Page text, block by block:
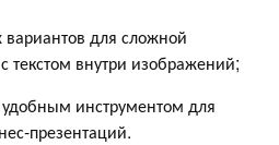
для сложной
текстом внутри изображений;
инструментом для
презентаций.